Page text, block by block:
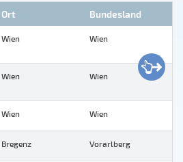
Ort Bundesland
Wien Wien
Wien Wien
Wien Wien
Bregenz Vorarlberg